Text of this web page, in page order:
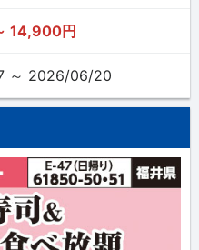
14,900円
～ 2026/06/20